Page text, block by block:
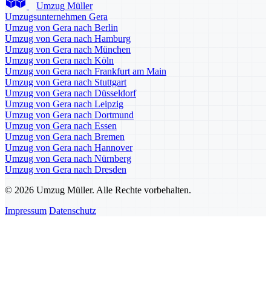
Umzug Müller
Umzugsunternehmen Gera
Umzug von Gera nach Berlin
Umzug von Gera nach Hamburg
Umzug von Gera nach München
Umzug von Gera nach Köln
Umzug von Gera nach Frankfurt am Main
Umzug von Gera nach Stuttgart
Umzug von Gera nach Düsseldorf
Umzug von Gera nach Leipzig
Umzug von Gera nach Dortmund
Umzug von Gera nach Essen
Umzug von Gera nach Bremen
Umzug von Gera nach Hannover
Umzug von Gera nach Nürnberg
Umzug von Gera nach Dresden
© 2026 Umzug Müller. Alle Rechte vorbehalten.
Impressum Datenschutz